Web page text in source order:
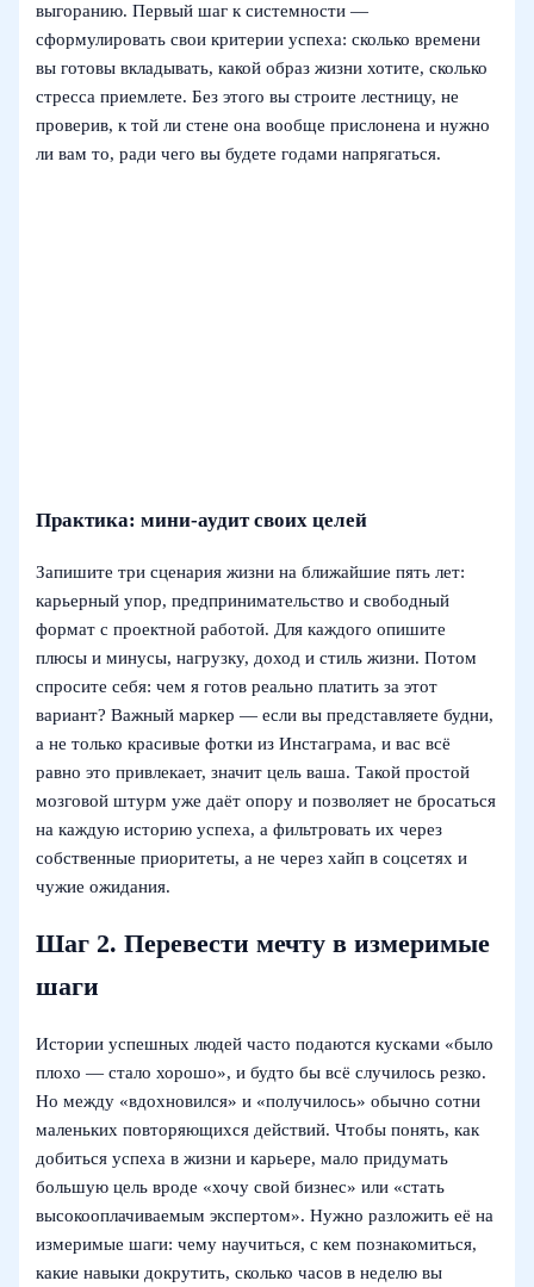
выгоранию. Первый шаг к системности —
сформулировать свои критерии успеха: сколько времени
вы готовы вкладывать, какой образ жизни хотите, сколько
стресса приемлете. Без этого вы строите лестницу, не
проверив, к той ли стене она вообще прислонена и нужно
ли вам то, ради чего вы будете годами напрягаться.
Практика: мини-аудит своих целей
Запишите три сценария жизни на ближайшие пять лет:
карьерный упор, предпринимательство и свободный
формат с проектной работой. Для каждого опишите
плюсы и минусы, нагрузку, доход и стиль жизни. Потом
спросите себя: чем я готов реально платить за этот
вариант? Важный маркер — если вы представляете будни,
а не только красивые фотки из Инстаграма, и вас всё
равно это привлекает, значит цель ваша. Такой простой
мозговой штурм уже даёт опору и позволяет не бросаться
на каждую историю успеха, а фильтровать их через
собственные приоритеты, а не через хайп в соцсетях и
чужие ожидания.
Шаг 2. Перевести мечту в измеримые
шаги
Истории успешных людей часто подаются кусками «было
плохо — стало хорошо», и будто бы всё случилось резко.
Но между «вдохновился» и «получилось» обычно сотни
маленьких повторяющихся действий. Чтобы понять, как
добиться успеха в жизни и карьере, мало придумать
большую цель вроде «хочу свой бизнес» или «стать
высокооплачиваемым экспертом». Нужно разложить её на
измеримые шаги: чему научиться, с кем познакомиться,
какие навыки докрутить, сколько часов в неделю вы